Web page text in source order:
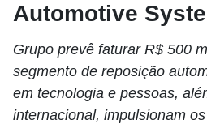
Automotive
Grupo prevê faturar R$ 500
segmento de reposição
em tecnologia e pessoas,
internacional, impulsionam